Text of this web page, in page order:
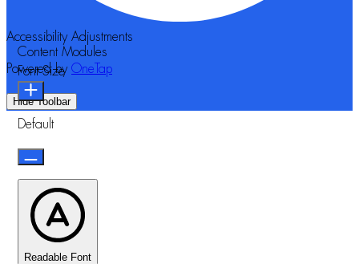
Accessibility Adjustments
Powered by OneTap
Hide Toolbar
Content Modules
Font Size
Default
Readable Font